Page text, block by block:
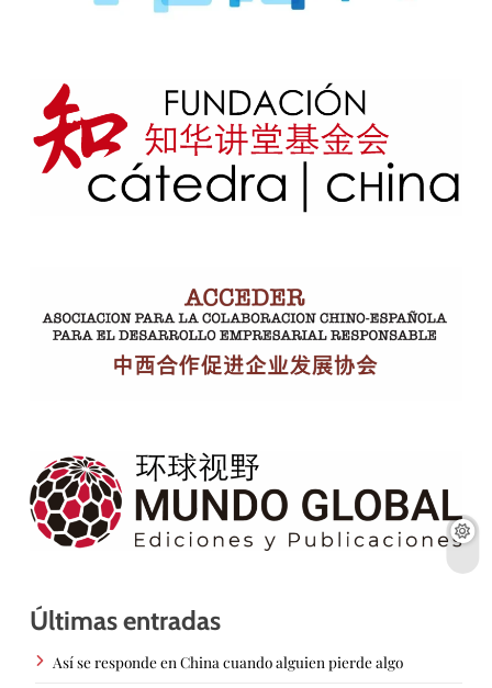
Últimas entradas
Así se responde en China cuando alguien pierde algo